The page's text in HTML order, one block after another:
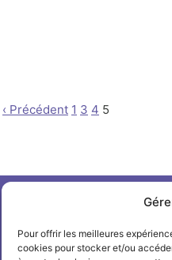
Pour offrir les meilleures
cookies pour stocker et/ou
‹ Précédent 1 3 4 5
Suivre
LinkedIn